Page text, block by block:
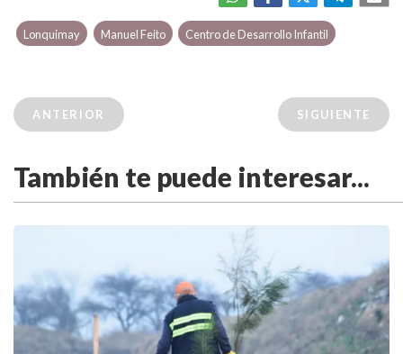
Lonquimay Manuel Feito Centro de Desarrollo Infantil
ANTERIOR SIGUIENTE
También te puede interesar...